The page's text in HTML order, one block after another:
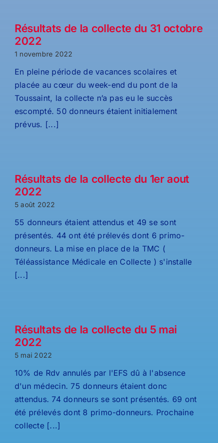
Résultats de la collecte du 31 octobre
2022
1 novembre 2022
En pleine période de vacances scolaires et
placée au cœur du week-end du pont de la
Toussaint, la collecte n’a pas eu le succès
escompté. 50 donneurs étaient initialement
prévus. [...]
Résultats de la collecte du 1er aout
2022
5 août 2022
55 donneurs étaient attendus et 49 se sont
présentés. 44 ont été prélevés dont 6 primo-
donneurs. La mise en place de la TMC (
Téléassistance Médicale en Collecte ) s'installe
[...]
Résultats de la collecte du 5 mai
2022
5 mai 2022
10% de Rdv annulés par l'EFS dû à l'absence
d'un médecin. 75 donneurs étaient donc
attendus. 74 donneurs se sont présentés. 69 ont
été prélevés dont 8 primo-donneurs. Prochaine
collecte [...]